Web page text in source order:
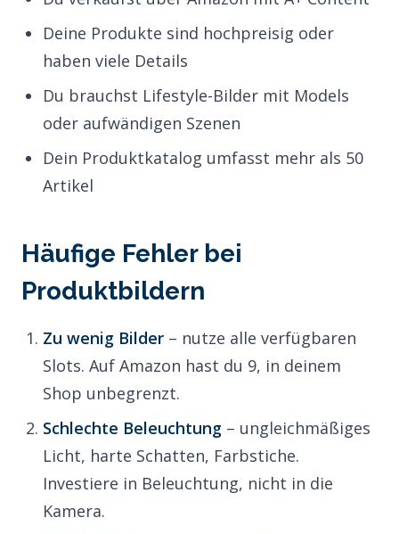
Deine Produkte sind hochpreisig oder
haben viele Details
Du brauchst Lifestyle-Bilder mit Models
oder aufwändigen Szenen
Dein Produktkatalog umfasst mehr als 50
Artikel
Häufige Fehler bei
Produktbildern
Zu wenig Bilder – nutze alle verfügbaren
Slots. Auf Amazon hast du 9, in deinem
Shop unbegrenzt.
Schlechte Beleuchtung – ungleichmäßiges
Licht, harte Schatten, Farbstiche.
Investiere in Beleuchtung, nicht in die
Kamera.